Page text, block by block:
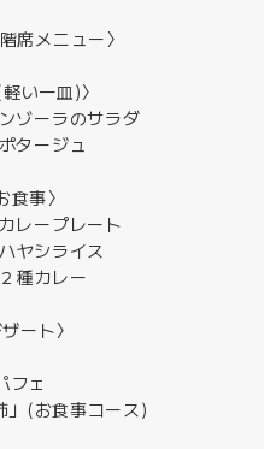
席メニュー〉
い一皿)〉
ゾーラのサラダ
タージュ
食事〉
レープレート
ヤシライス
種カレー
ザート〉
フェ
」(お食事コース)